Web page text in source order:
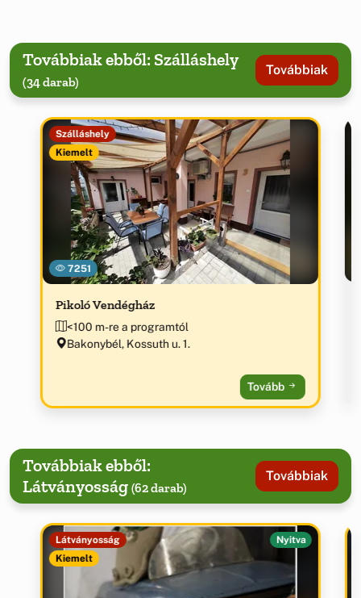
Továbbiak ebből: Szálláshely
(34 darab)
Továbbiak
7251
Szálláshely
Kiemelt
Pikoló Vendégház
<100 m-re a programtól
Bakonybél, Kossuth u. 1.
Tovább
Továbbiak ebből:
Látványosság (62 darab)
Továbbiak
Látványosság
Kiemelt
Nyitva